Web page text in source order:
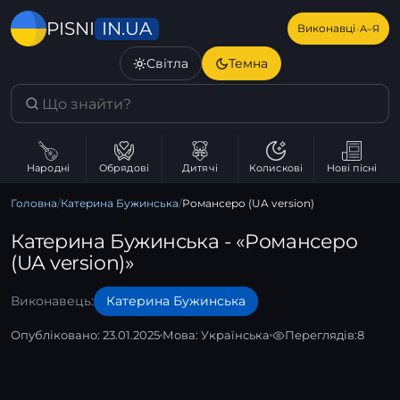
PISNI IN.UA Виконавці·А–Я
Світла Темна
Народні Обрядові Дитячі Колискові Нові пісні
Головна/Катерина Бужинська/Романсеро (UA version)
Катерина Бужинська - «Романсеро
(UA version)»
Виконавець: Катерина Бужинська
Опубліковано: 23.01.2025 Мова: Українська Переглядів:8